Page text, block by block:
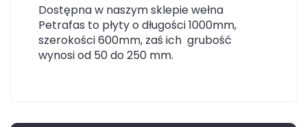
Dostępna w naszym sklepie wełna
Petrafas to płyty o długości 1000mm,
szerokości 600mm, zaś ich grubość
wynosi od 50 do 250 mm.